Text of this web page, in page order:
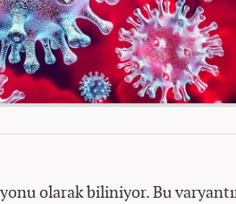
olarak biliniyor. Bu